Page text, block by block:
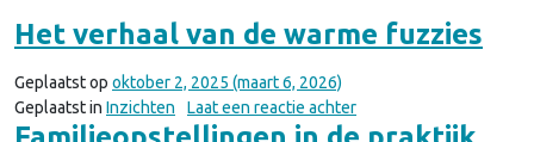
Het verhaal van de warme fuzzies
Geplaatst op oktober 2, 2025 (maart 6, 2026)
Geplaatst in Inzichten Laat een reactie achterop Het verhaal van de